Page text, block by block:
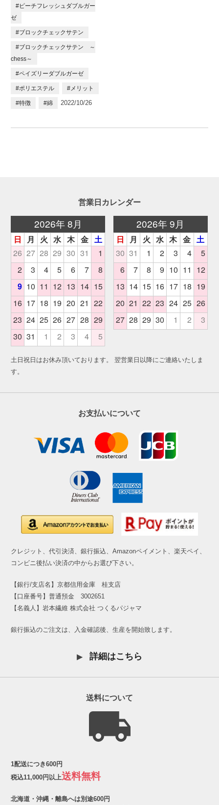
#ピーチフレッシュダブルガー
ゼ
#ブロックチェックサテン
#ブロックチェックサテン ～
chess～
#ペイズリーダブルガーゼ
#ポリエステル #メリット
#特徴 #綿 2022/10/26
営業日カレンダー
土日祝日はお休み頂いております。 翌営業日以降にご連絡いたしま
す。
お支払いについて
クレジット、代引決済、銀行振込、Amazonペイメント、楽天ペイ、
コンビニ後払い決済の中からお選び下さい。
【銀行/支店名】京都信用金庫 桂支店
【口座番号】普通預金 3002651
【名義人】岩本繊維 株式会社 つくるパジャマ
銀行振込のご注文は、入金確認後、生産を開始致します。
詳細はこちら
送料について
1配送につき600円
税込11,000円以上送料無料
北海道・沖縄・離島へは別途600円